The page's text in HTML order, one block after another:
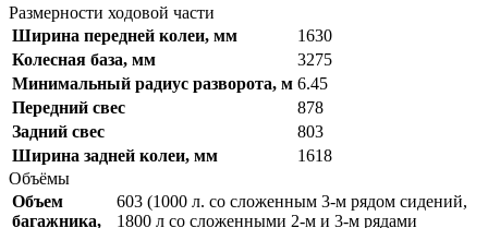
Размерности ходовой части
Ширина передней колеи, мм
1630
Колесная база, мм
3275
Минимальный радиус разворота, м 6.45
Передний свес
878
Задний свес
803
Ширина задней колеи, мм
1618
Объёмы
Объем
багажника,
603 (1000 л. со сложенным 3-м рядом сидений,
1800 л со сложенными 2-м и 3-м рядами